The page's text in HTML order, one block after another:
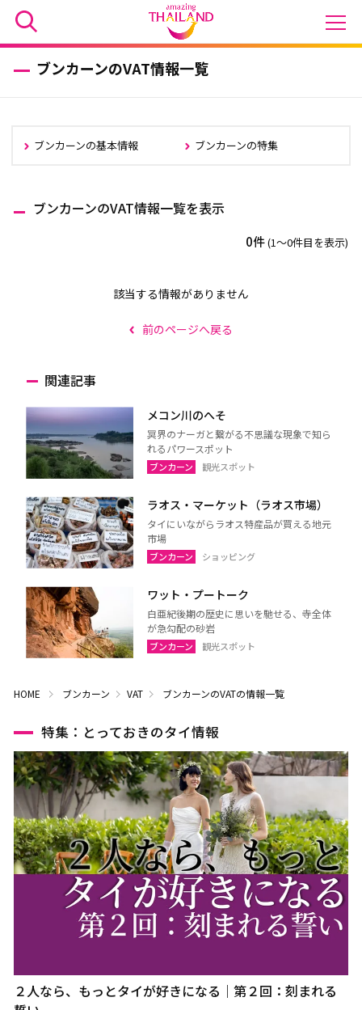
ブンカーンのVAT情報一覧
ブンカーンの基本情報 ブンカーンの特集
ブンカーンのVAT情報一覧を表示
0件(1〜0件目を表示)
該当する情報がありません
前のページへ戻る
関連記事
メコン川のへそ
冥界のナーガと繋がる不思議な現象で知ら
れるパワースポット
ブンカーン 観光スポット
ラオス・マーケット（ラオス市場）
タイにいながらラオス特産品が買える地元
市場
ブンカーン ショッピング
ワット・プートーク
白亜紀後期の歴史に思いを馳せる、寺全体
が急勾配の砂岩
ブンカーン 観光スポット
HOME ブンカーン VAT ブンカーンのVATの情報一覧
特集：とっておきのタイ情報
２人なら、もっとタイが好きになる｜第２回：刻まれる